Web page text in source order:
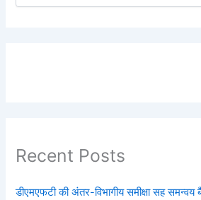
Recent Posts
डीएमएफटी की अंतर-विभागीय समीक्षा सह